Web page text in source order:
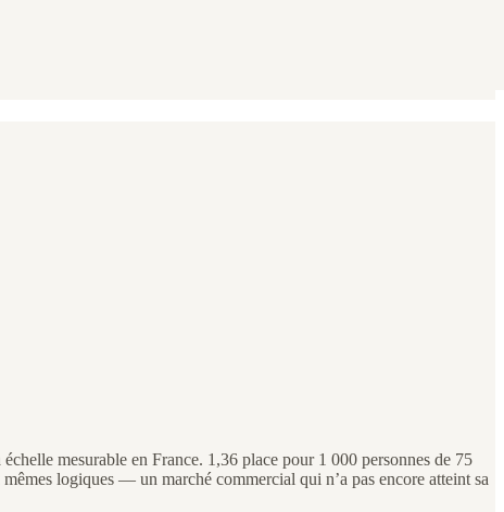
mesurable en France. 1,36 place pour 1 000 personnes de 75
logiques — un marché commercial qui n’a pas encore atteint sa